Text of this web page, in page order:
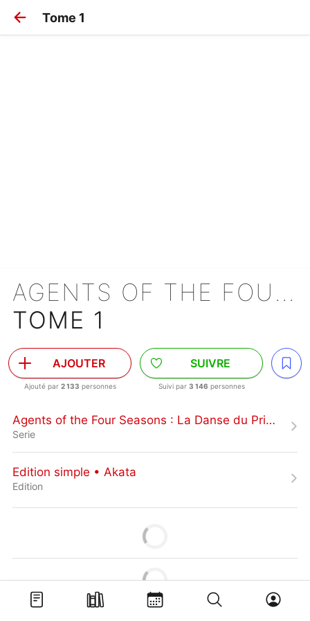
Tome 1
AGENTS OF THE FOUR SEASONS : LA DANSE DU PRINTEMPS
TOME 1
AJOUTER
Ajouté par 2 133 personnes
SUIVRE
Suivi par 3 146 personnes
Agents of the Four Seasons : La Danse du Printemps
Serie
Edition simple • Akata
Edition